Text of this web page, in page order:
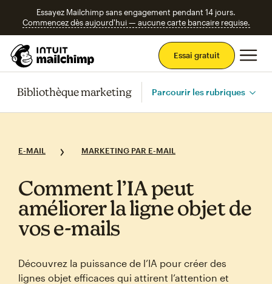
Essayez Mailchimp sans engagement pendant 14 jours.
Commencez dès aujourd'hui — aucune carte bancaire requise.
Essai gratuit
Bibliothèque marketing Parcourir les rubriques
E-MAIL MARKETING PAR E-MAIL
Comment l’IA peut
améliorer la ligne objet de
vos e‑mails
Découvrez la puissance de l’IA pour créer des
lignes objet efficaces qui attirent l’attention et